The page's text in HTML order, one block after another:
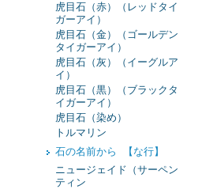
虎目石（赤）（レッドタイ
ガーアイ）
虎目石（金）（ゴールデン
タイガーアイ）
虎目石（灰）（イーグルア
イ）
虎目石（黒）（ブラックタ
イガーアイ）
虎目石（染め）
トルマリン
石の名前から 【な行】
ニュージェイド（サーペン
ティン